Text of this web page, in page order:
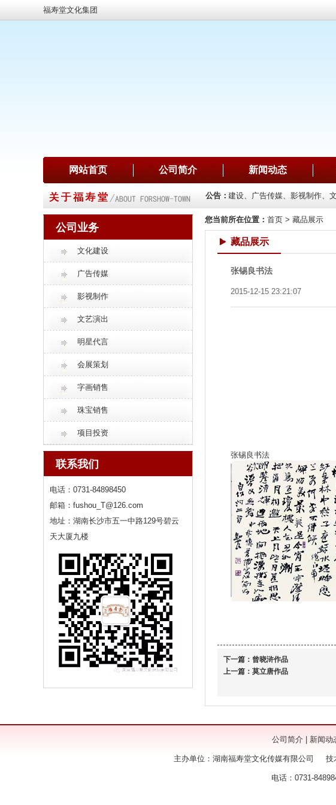
福寿堂文化集团
网站首页 公司简介 新闻动态
公告：
策划、字画销售、珠宝销售、项目投资 公司主要业务：文化建设、广告传媒、影视制作、
公司业务
文化建设
广告传媒
影视制作
文艺演出
明星代言
会展策划
字画销售
珠宝销售
项目投资
联系我们
电话：0731-84898450
邮箱：fushou_T@126.com
地址：湖南长沙市五一中路129号碧云
天大厦九楼
您当前所在位置： 首页 > 藏品展示
藏品展示
张锡良书法
2015-12-15 23:21:07
张锡良书法
下一篇： 曾晓浒作品
上一篇： 莫立唐作品
公司简介| 新闻动
主办单位：湖南福寿堂文化传媒有限公司 技
电话：0731-